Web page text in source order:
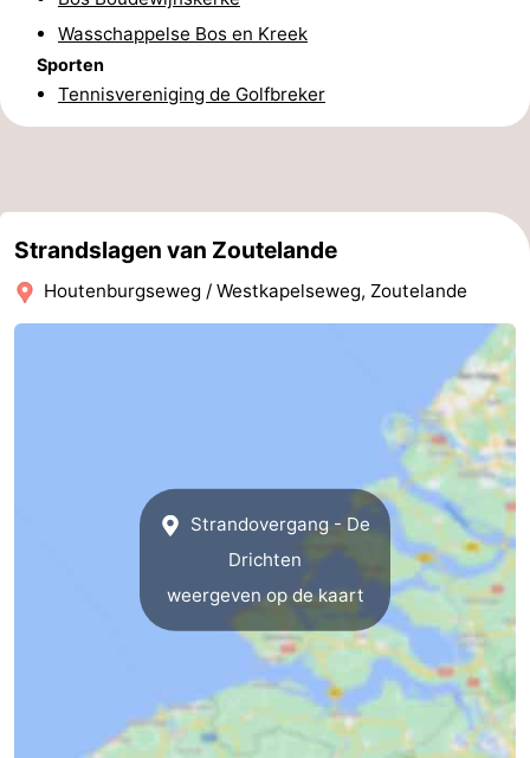
Oosterschelde
Burgh
Haamstede
Natuur
van
Schouwen
Walcheren
Veere
-
Natuur
Oranjezon
-
Oostkapelle
-
Vlaanderen
Wasschappelse Bos en Kreek
Sporten
Tennisvereniging de Golfbreker
Strandslagen van Zoutelande
Houtenburgseweg / Westkapelseweg, Zoutelande
Strandovergang - De
Drichten
weergeven op de kaart